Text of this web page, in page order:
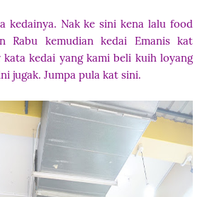
kedainya. Nak ke sini kena lalu food
Rabu kemudian kedai Emanis kat
kedai yang kami beli kuih loyang
jugak. Jumpa pula kat sini.